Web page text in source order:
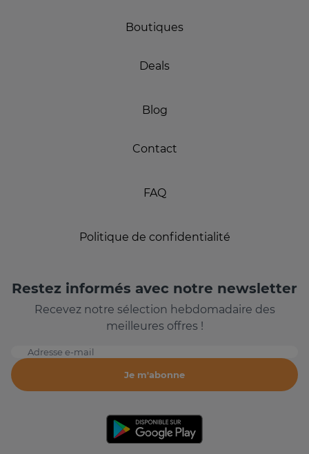
Boutiques
Deals
Blog
Contact
FAQ
Politique de confidentialité
Restez informés avec notre newsletter
Recevez notre sélection hebdomadaire des
meilleures offres !
Adresse e-mail
Je m'abonne